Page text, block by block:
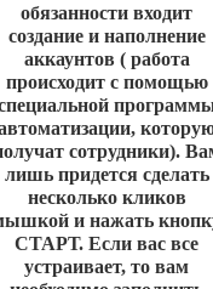
обязанности входит
создание и наполнение
аккаунтов ( работа
происходит с помощью
сотрудники).
лишь придется сделать
несколько кликов
и нажать
СТАРТ. Если вас все
устраивает, то вам